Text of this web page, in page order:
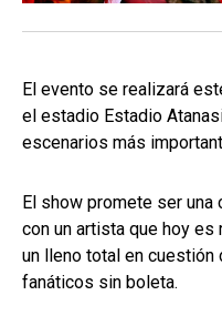
El evento se realizará
el estadio Estadio
escenarios más
El show promete ser una
con un artista que hoy
un lleno total en cuestión
fanáticos sin boleta.